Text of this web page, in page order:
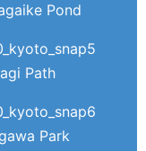
Pond
Path
Park